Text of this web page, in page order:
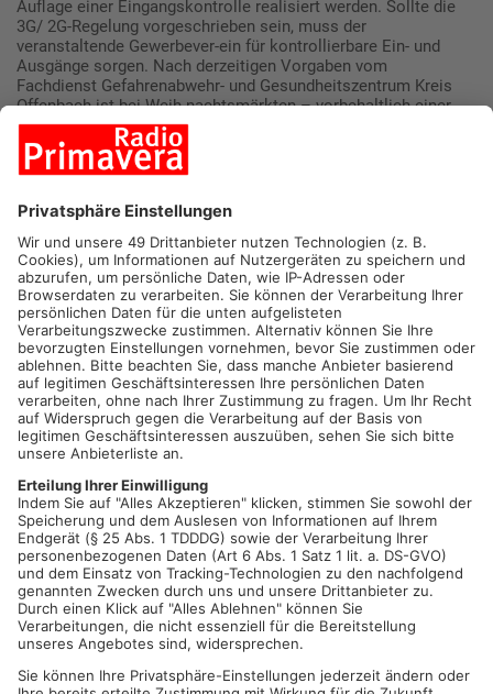
Auflage einer Eingangskontrolle realisiert werden. Sollte die
3G/ 2G-Regelung vorgeschrieben sein, muss der
veranstaltende Gewerbever-ein für kontrollierbare Ein- und
Ausgänge sorgen. Nach derzeitigen Vorgaben vom
Fachdienst Gefahrenabwehr- und Gesundheitszentrum Kreis
Offenbach ist bei Weih-nachtsmärkten – vorbehaltlich einer
unvorhersehbaren Entwicklung der Pandemie – nicht mit einer
3G-Pflicht im Freien zu rechnen. Damit entfiel die Pflicht zur
Einzäu-nung und der Seligenstädter Adventsmarkt könnte wie
Hygieneregeln entfallen aber ebenso wenig wie die Masken-
pflicht in Gedrängesituationen, etwa direkt an den Buden.
„Aber auch wenn es doch noch dazu kommt, dass eine 3G/2G-
Regelung vorgeschrieben wird, möchten wir den Markt
stattfinden lassen. Unser zweites Konzept sieht eine Ver-
legung auf das ehemalige Stadtwerkegelände, Steinheimer
Straße 45-47, vor. Der Platz vor den Toren der Altstadt bietet
sich am besten als Alternativer an. Er ist städtisch, leicht
kontrollierbar, gut zu erreichen, hat viele Parkplätze in
unmittelbarere Nachbar-schaft und der Einzelhandel bzw. die
Gastronomiebetriebe liegen in Fußnähe. Auf dem Gelände
werden allerdings nicht alle Buden Platz finden und es gelten
andere Öffnungs-zeiten“, erläutert Marktleiter Stefan Kluge vom
Gewerbeverein.
„Jetzt liegt der Ball im Feld der Genehmigungsbehörde in
Dietzenbach“, so Wolfgang Reuter als Sprecher des
Gewerbevereins. „Die Stadt und der Gewerbeverein betreiben
großen Aufwand und ziehen an einem Strang, um den beliebten
Adventsmarkt mit sei-nen positiven Effekten auf die gesamte
Innenstadt Corona konform stattfinden zu las-sen“.
Der Gewerbeverein stellt auf jeden Fall wieder zusammen mit
den Seligenstädter Bau-handwerkern und der Stadtverwaltung
den Adventskranz auf dem Freihofplatz auf, ganz gleich, wo der